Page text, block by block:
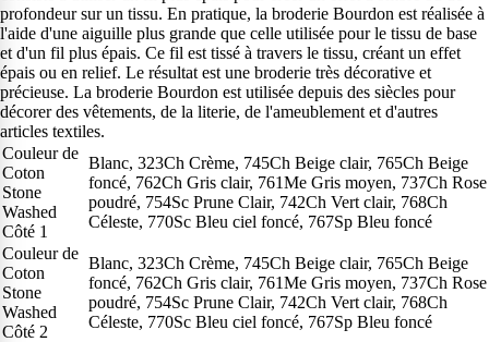
profondeur sur un tissu. En pratique, la broderie Bourdon est réalisée à
l'aide d'une aiguille plus grande que celle utilisée pour le tissu de base
et d'un fil plus épais. Ce fil est tissé à travers le tissu, créant un effet
épais ou en relief. Le résultat est une broderie très décorative et
précieuse. La broderie Bourdon est utilisée depuis des siècles pour
décorer des vêtements, de la literie, de l'ameublement et d'autres
articles textiles.
Couleur de
Coton
Stone
Washed
Côté 1
Blanc, 323Ch Crème, 745Ch Beige clair, 765Ch Beige
foncé, 762Ch Gris clair, 761Me Gris moyen, 737Ch Rose
poudré, 754Sc Prune Clair, 742Ch Vert clair, 768Ch
Céleste, 770Sc Bleu ciel foncé, 767Sp Bleu foncé
Couleur de
Coton
Stone
Washed
Côté 2
Blanc, 323Ch Crème, 745Ch Beige clair, 765Ch Beige
foncé, 762Ch Gris clair, 761Me Gris moyen, 737Ch Rose
poudré, 754Sc Prune Clair, 742Ch Vert clair, 768Ch
Céleste, 770Sc Bleu ciel foncé, 767Sp Bleu foncé